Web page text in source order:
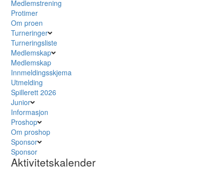
Medlemstrening
Protimer
Om proen
Turneringer
Turneringsliste
Medlemskap
Medlemskap
Innmeldingsskjema
Utmelding
Spillerett 2026
Junior
Informasjon
Proshop
Om proshop
Sponsor
Sponsor
Aktivitetskalender